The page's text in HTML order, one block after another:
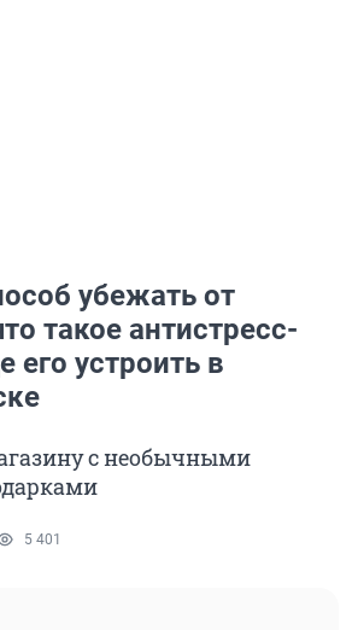
убежать от
такое антистресс-
его устроить в
с необычными
5 401